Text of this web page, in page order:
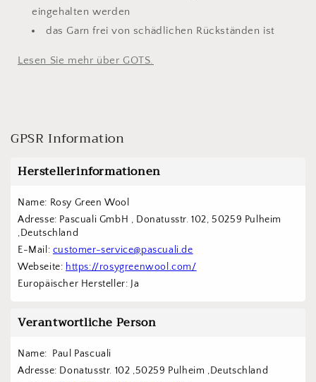
eingehalten werden
das Garn frei von schädlichen Rückständen ist
Lesen Sie mehr über GOTS.
GPSR Information
Herstellerinformationen
Name: Rosy Green Wool
Adresse: Pascuali GmbH , Donatusstr. 102, 50259 Pulheim
,Deutschland
E-Mail: customer-service@pascuali.de
Webseite: https://rosygreenwool.com/
Europäischer Hersteller: Ja
Verantwortliche Person
Name:  Paul Pascuali
Adresse: Donatusstr. 102 ,50259 Pulheim ,Deutschland